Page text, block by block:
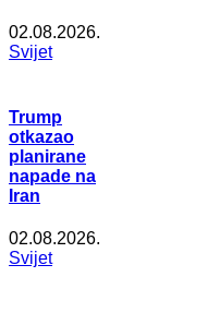
02.08.2026.
Svijet
Trump
otkazao
planirane
napade na
Iran
02.08.2026.
Svijet